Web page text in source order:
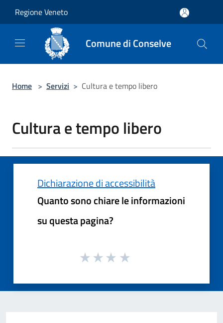
Regione Veneto
Comune di Conselve
Home > Servizi > Cultura e tempo libero
Cultura e tempo libero
Dichiarazione di accessibilità
Quanto sono chiare le informazioni
su questa pagina?